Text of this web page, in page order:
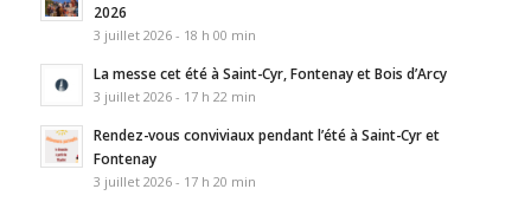
2026
3 juillet 2026 - 18 h 00 min
La messe cet été à Saint-Cyr, Fontenay et Bois d’Arcy
3 juillet 2026 - 17 h 22 min
Rendez-vous conviviaux pendant l’été à Saint-Cyr et
Fontenay
3 juillet 2026 - 17 h 20 min